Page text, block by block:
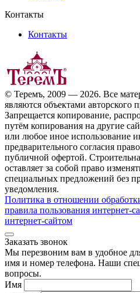
Контакты
Контакты
© Теремъ, 2009 — 2026. Все
являются объектами авторского
Запрещается копирование,
путём копирования на другие
или любое иное использование
предварительного согласия
публичной офертой.
оставляет за собой право
специальных предложений без
уведомления.
Политика в отношении
правила пользования интернет-
интернет-сайтом
Заказать звонок
Мы перезвоним вам в удобное
имя и номер телефона. Наши
вопросы.
Имя